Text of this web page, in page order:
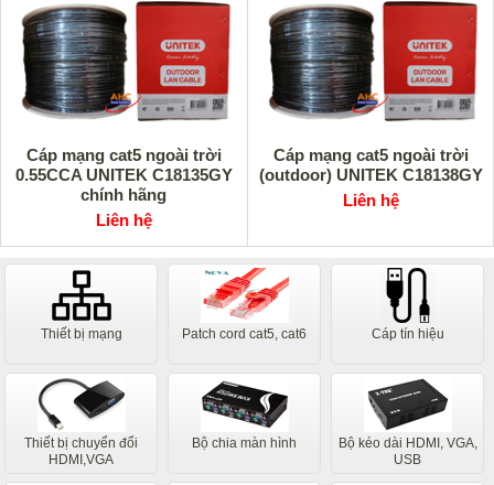
Cáp mạng cat5 ngoài trời
0.55CCA UNITEK C18135GY
chính hãng
Liên hệ
Cáp mạng cat5 ngoài trời
(outdoor) UNITEK C18138GY
Liên hệ
Thiết bị mạng Patch cord cat5, cat6 Cáp tín hiệu
Thiết bị chuyển đổi
HDMI,VGA
Bộ chia màn hình
Bộ kéo dài HDMI, VGA,
USB